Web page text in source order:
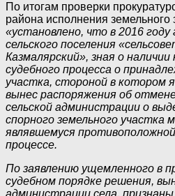
По итогам проверки
района исполнения земельного
«установлено, что в 2016
сельского поселения
Казмалярский», зная о
судебного процесса о
участка, стороной в котором
вынес распоряжения об
сельской администрации о
спорного земельного
являвшемуся
процессе.
По заявлению ущемленного в
судебном порядке решения,